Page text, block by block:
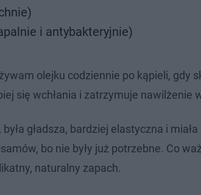
i antybakteryjnie)
olejku codziennie po kąpieli, gdy
się wchłania i zatrzymuje nawilżenie
gładsza, bardziej elastyczna i
bo nie były już potrzebne. Co
naturalny zapach.